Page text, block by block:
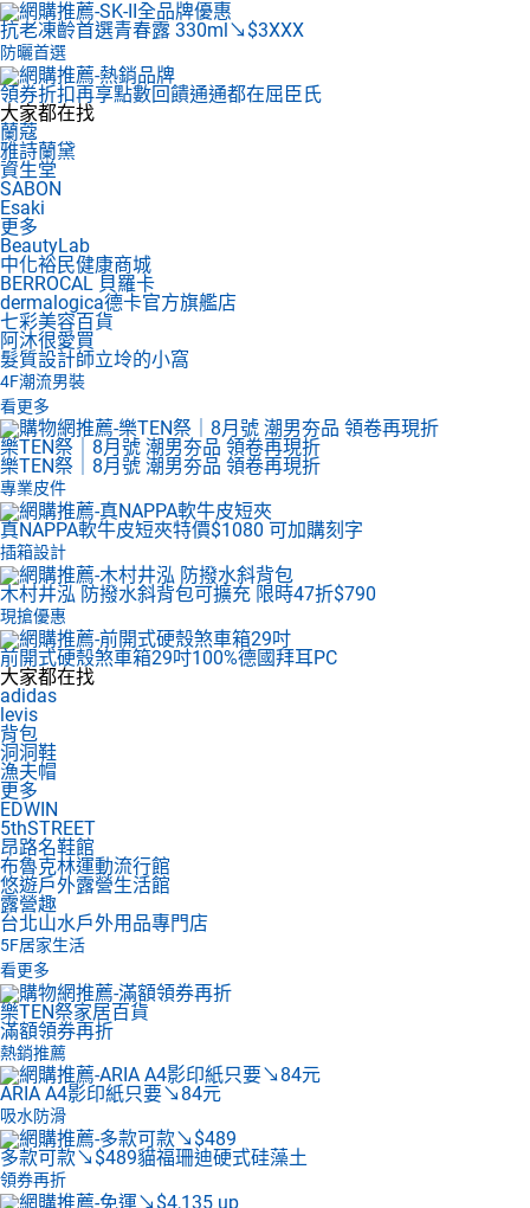
抗老凍齡首選青春露 330ml↘$3XXX
防曬首選
領券折扣再享點數回饋通通都在屈臣氏
大家都在找
蘭蔻
雅詩蘭黛
資生堂
SABON
Esaki
更多
BeautyLab
中化裕民健康商城
BERROCAL 貝羅卡
dermalogica德卡官方旗艦店
七彩美容百貨
阿沐很愛買
髮質設計師立坽的小窩
4F潮流男裝
看更多
樂TEN祭｜8月號 潮男夯品 領卷再現折
樂TEN祭｜8月號 潮男夯品 領卷再現折
專業皮件
真NAPPA軟牛皮短夾特價$1080 可加購刻字
插箱設計
木村井泓 防撥水斜背包可擴充 限時47折$790
現搶優惠
前開式硬殼煞車箱29吋100%德國拜耳PC
大家都在找
adidas
levis
背包
洞洞鞋
漁夫帽
更多
EDWIN
5thSTREET
昂路名鞋館
布魯克林運動流行館
悠遊戶外露營生活館
露營趣
台北山水戶外用品專門店
5F居家生活
看更多
樂TEN祭家居百貨
滿額領券再折
熱銷推薦
ARIA A4影印紙只要↘84元
吸水防滑
多款可款↘$489貓福珊迪硬式硅藻土
領券再折